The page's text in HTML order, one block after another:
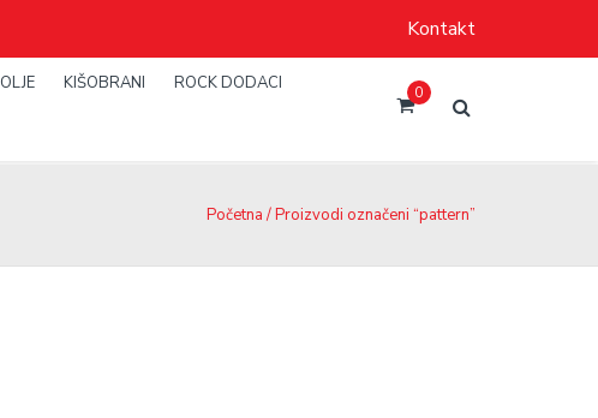
Kontakt
KIŠOBRANI ROCK DODACI 0
Početna / Proizvodi označeni “pattern”